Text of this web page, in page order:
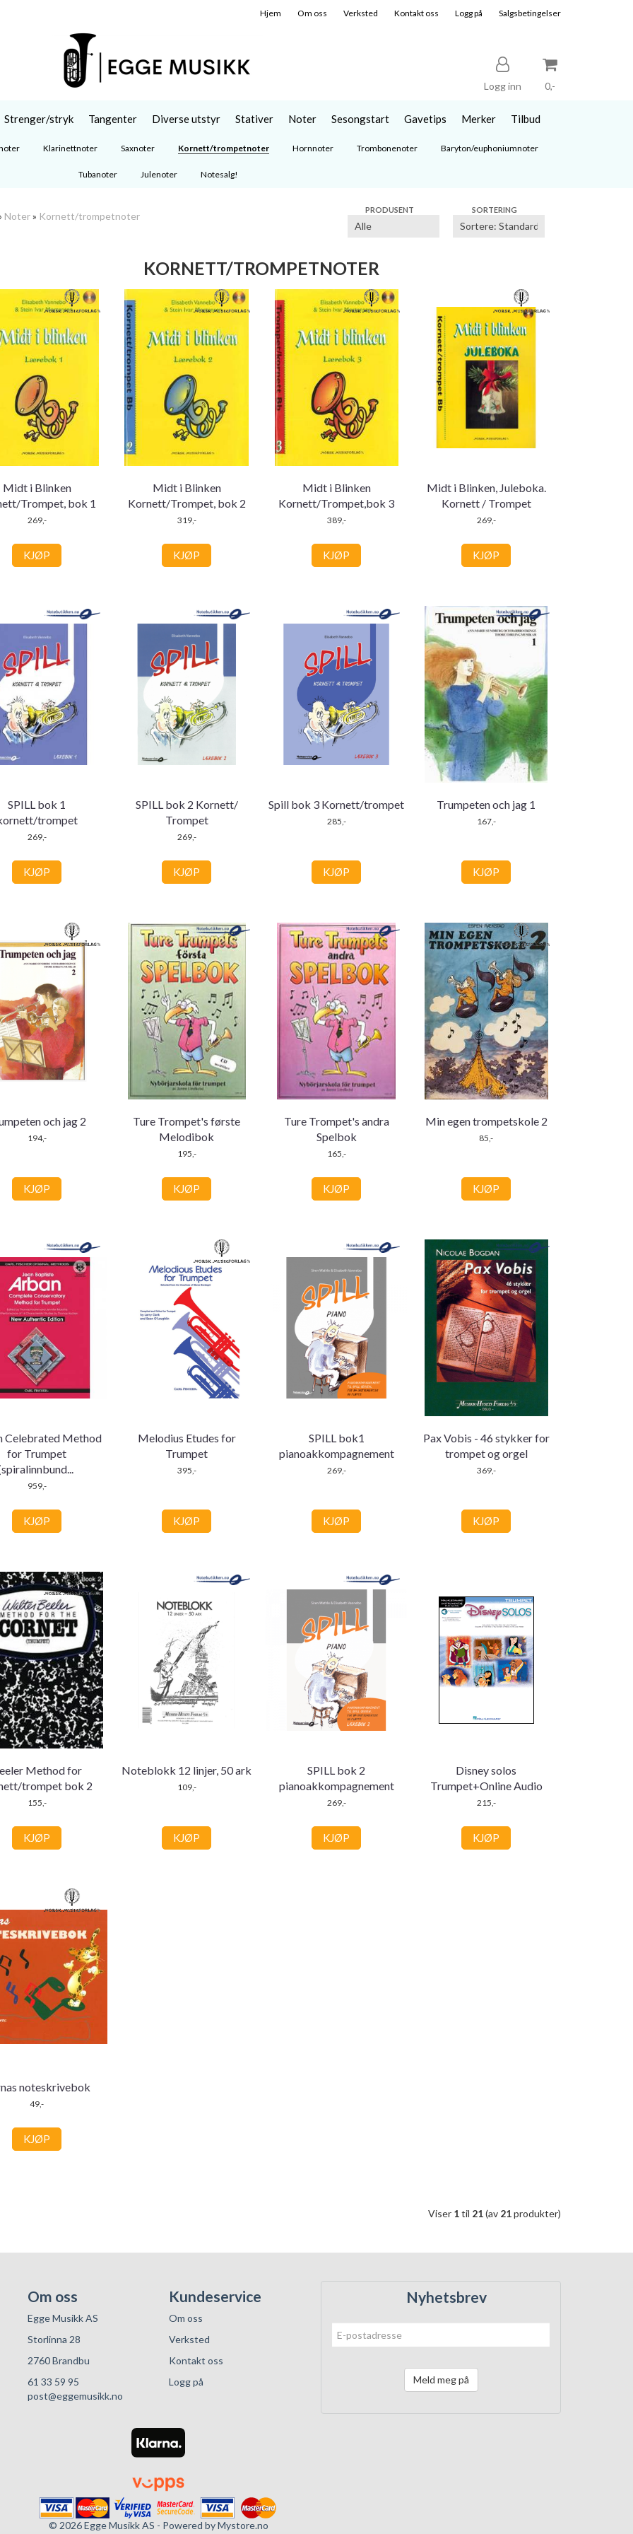
Hjem Om oss Verksted Kontakt oss Logg på Salgsbetingelser
Logg inn 0,-
Strenger/stryk Tangenter Diverse utstyr Stativer Noter Sesongstart Gavetips Merker Tilbud
Klarinettnoter Saxnoter Kornett/trompetnoter Hornnoter Trombonenoter Baryton/euphoniumnoter
Tubanoter Julenoter Notesalg!
Noter» Kornett/trompetnoter
PRODUSENT SORTERING
KORNETT/TROMPETNOTER
Midt i Blinken
Trompet, bok 1
269,-
KJØP
Midt i Blinken
Kornett/Trompet, bok 2
319,-
KJØP
Midt i Blinken
Kornett/Trompet,bok 3
389,-
KJØP
Midt i Blinken, Juleboka.
Kornett / Trompet
269,-
KJØP
SPILL bok 1
trompet
269,-
KJØP
SPILL bok 2 Kornett/
Trompet
269,-
KJØP
Spill bok 3 Kornett/trompet
285,-
KJØP
Trumpeten och jag 1
167,-
KJØP
och jag 2
194,-
KJØP
Ture Trompet's første
Melodibok
195,-
KJØP
Ture Trompet's andra
Spelbok
165,-
KJØP
Min egen trompetskole 2
85,-
KJØP
Celebrated Method
for Trumpet
...
959,-
KJØP
Melodius Etudes for
Trumpet
395,-
KJØP
SPILL bok1
pianoakkompagnement
269,-
KJØP
Pax Vobis - 46 stykker for
trompet og orgel
369,-
KJØP
Method for
trompet bok 2
155,-
KJØP
Noteblokk 12 linjer, 50 ark
109,-
KJØP
SPILL bok 2
pianoakkompagnement
269,-
KJØP
Disney solos
Trumpet+Online Audio
215,-
KJØP
noteskrivebok
49,-
KJØP
Viser 1til 21(av 21produkter)
Om oss
Egge Musikk AS
Storlinna 28
2760 Brandbu
61 33 59 95
post@eggemusikk.no
Kundeservice
Om oss
Verksted
Kontakt oss
Logg på
Nyhetsbrev
Meld meg på
© 2026 Egge Musikk AS - Powered byMystore.no